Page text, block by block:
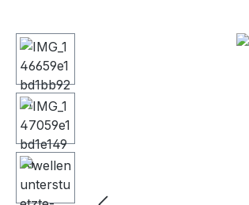
Bildergalerie überspringen